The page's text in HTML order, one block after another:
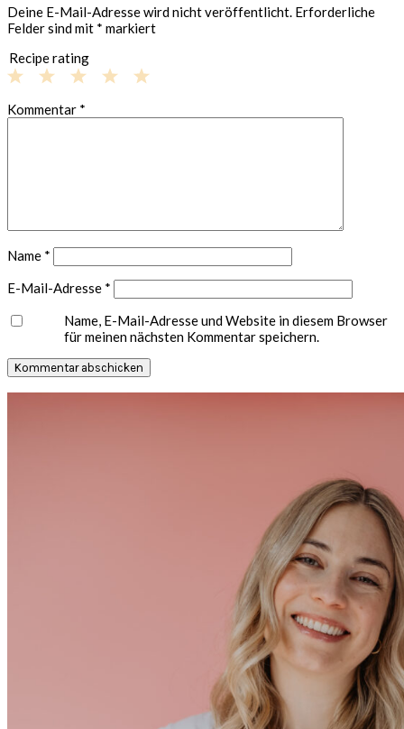
Deine E-Mail-Adresse wird nicht veröffentlicht. Erforderliche
Felder sind mit * markiert
Recipe rating
Stars
Stars
Stars
Stars
Star
Kommentar *
Name *
E-Mail-Adresse *
Name, E-Mail-Adresse und Website in diesem Browser
für meinen nächsten Kommentar speichern.